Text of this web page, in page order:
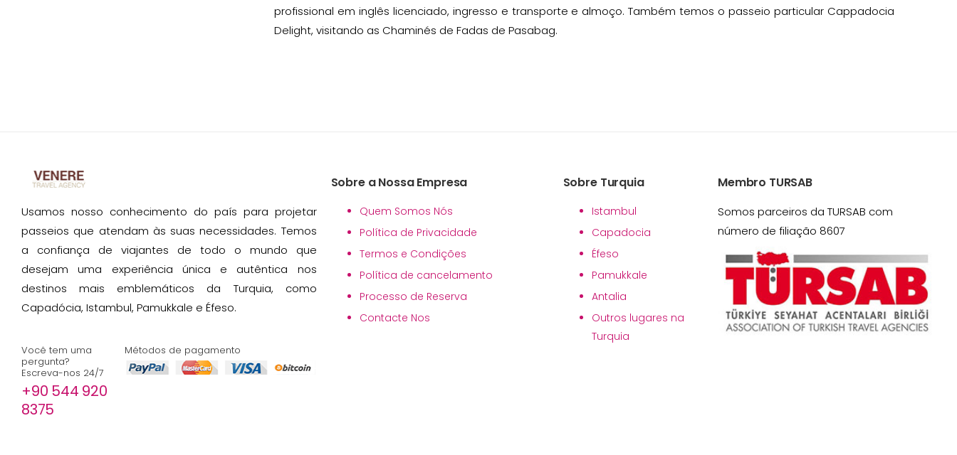
profissional em inglês licenciado, ingresso e transporte e almoço. Também temos o passeio particular Cappadocia
Delight, visitando as Chaminés de Fadas de Pasabag.
Usamos nosso conhecimento do país para projetar
passeios que atendam às suas necessidades. Temos
a confiança de viajantes de todo o mundo que
desejam uma experiência única e autêntica nos
destinos mais emblemáticos da Turquia, como
Capadócia, Istambul, Pamukkale e Éfeso.
Você tem uma
pergunta?
Escreva-nos 24/7
+90 544 920
8375
Métodos de pagamento
Sobre a Nossa Empresa
Quem Somos Nós
Política de Privacidade
Termos e Condições
Política de cancelamento
Processo de Reserva
Contacte Nos
Sobre Turquia
Istambul
Capadocia
Éfeso
Pamukkale
Antalia
Outros lugares na
Turquia
Membro TURSAB
Somos parceiros da TURSAB com
número de filiação 8607